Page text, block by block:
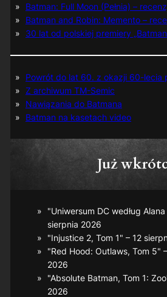
Batman: Full Moon (Pełnia) –
Batman and Robin: Memento –
30 lat od polskiej premiery
Powrót do lat 60. z okazji 60-lecia
Z archiwum TM-Semic
Nawiązania do Batmana
Batman na kasetach video
Już
"Uniwersum DC według
sierpnia 2026
"Injustice 2, Tom 1" – 12
"Red Hood: Outlaws, Tom 5"
2026
"Absolute Batman, Tom 1:
2026